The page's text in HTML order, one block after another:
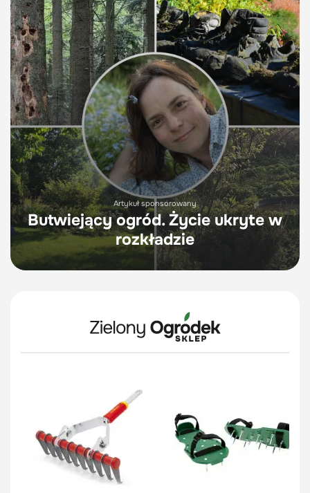
Artykuł sponsorowany
Butwiejący ogród. Życie ukryte w
rozkładzie